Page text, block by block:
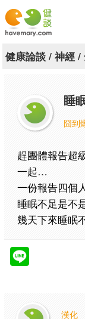
漫漫健康
關於健談
聯絡我們
下載專區
健康論談/ 神經/
睡
囧到
趕團體報告超
一起…
一份報告四個
睡眠不足是不
幾天下來睡眠
漢化